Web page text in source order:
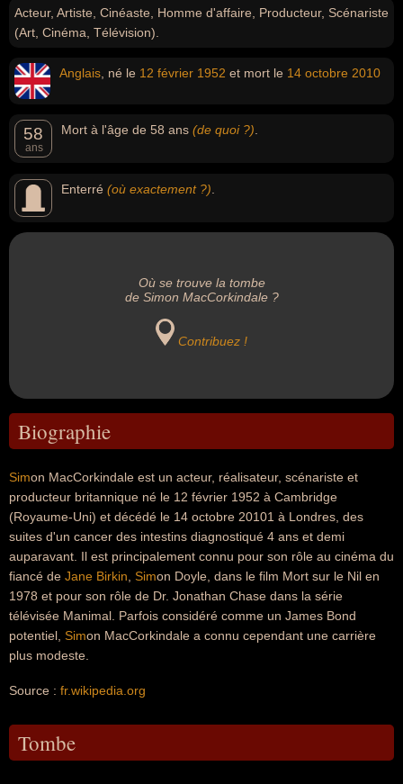
Acteur, Artiste, Cinéaste, Homme d'affaire, Producteur, Scénariste
(Art, Cinéma, Télévision).
Anglais , né le 12 février 1952 et mort le 14 octobre 2010
58
ans
Mort à l'âge de 58 ans (de quoi ?)
Enterré (où exactement ?)
Où se trouve la tombe
de Simon MacCorkindale ?
Contribuez !
Biographie
Simon MacCorkindale est un acteur, réalisateur, scénariste et
producteur britannique né le 12 février 1952 à Cambridge
(Royaume-Uni) et décédé le 14 octobre 20101 à Londres, des
suites d'un cancer des intestins diagnostiqué 4 ans et demi
auparavant. Il est principalement connu pour son rôle au cinéma du
fiancé de Jane Birkin Simon Doyle, dans le film Mort sur le Nil en
1978 et pour son rôle de Dr. Jonathan Chase dans la série
télévisée Manimal. Parfois considéré comme un James Bond
potentiel, Simon MacCorkindale a connu cependant une carrière
plus modeste.
Source : fr.wikipedia.org
Tombe